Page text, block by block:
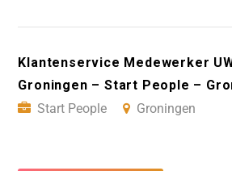
Klantenservice Medewerker
Groningen – Start People –
Start People
Groningen